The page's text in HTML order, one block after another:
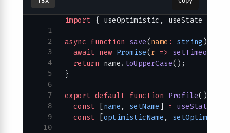
1
2
3
4
5
6
7
8
9
10
import { useOptimistic, useState }
async function save(name : string ) {
  await
new Promise(r => setTimeout
  return
name. toUpperCase();
}
export default function Profile() {
  const
[name , setName ] = useState
  const
[optimisticName ,